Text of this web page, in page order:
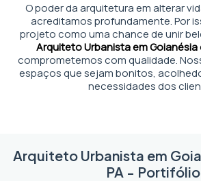
O poder da arquitetura em alterar
acreditamos profundamente. Por
projeto como uma chance de unir
Arquiteto Urbanista em Goianésia
comprometemos com qualidade.
espaços que sejam bonitos,
necessidades dos
Arquiteto Urbanista em
PA - Portifólio